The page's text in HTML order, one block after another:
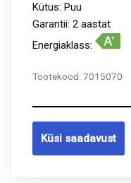
Kütus: Puu
Garantii: 2 aastat
Energiaklass:
Tootekood: 7015070
Küsi saadavust